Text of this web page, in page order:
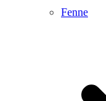
Fenne